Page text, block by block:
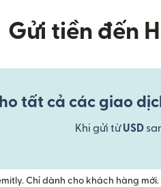
Gửi tiền đến
tất cả các giao
Khi gửi từUSD
Chỉ dành cho khách hàng